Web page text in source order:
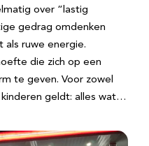
over “lastig
gedrag omdenken
als ruwe energie.
die zich op een
te geven. Voor zowel
kinderen geldt: alles wat…